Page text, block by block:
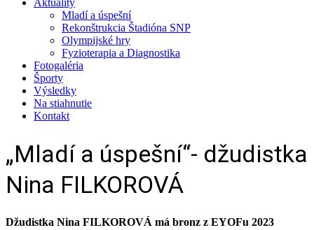
Aktuality
Mladí a úspešní
Rekonštrukcia Štadióna SNP
Olympijské hry
Fyzioterapia a Diagnostika
Fotogaléria
Športy
Výsledky
Na stiahnutie
Kontakt
„Mladí a úspešní“- džudistka
Nina FILKOROVÁ
Džudistka Nina FILKOROVÁ má bronz z EYOFu 2023